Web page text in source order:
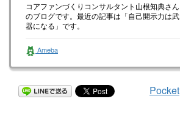
コアファンづくりコンサルタント山根知典さん
のブログです。最近の記事は「自己開示力は武
器になる」です。
Ameba
Pocket